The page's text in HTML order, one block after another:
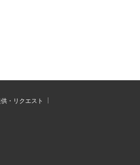
・リクエスト